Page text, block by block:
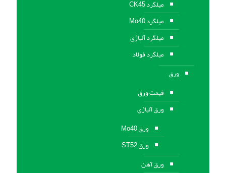
میلگرد CK45
میلگرد Mo40
میلگرد آلیاژی
میلگرد فولاد
ورق
قیمت ورق
ورق آلیاژی
ورق Mo40
ورق ST52
ورق آهن